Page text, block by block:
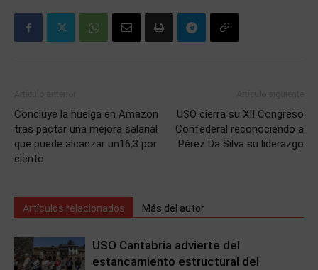
Concluye la huelga en Amazon
tras pactar una mejora salarial
que puede alcanzar un16,3 por
ciento
USO cierra su XII Congreso
Confederal reconociendo a
Pérez Da Silva su liderazgo
Artículos relacionados Más del autor
USO Cantabria advierte del
estancamiento estructural del